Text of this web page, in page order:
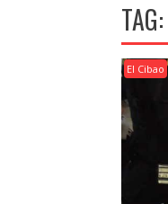
TAG:
El Cibao